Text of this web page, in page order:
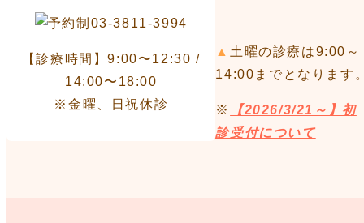
【診療時間】9:00〜12:30 /
14:00〜18:00
※金曜、日祝休診
▲ 土曜の診療は9:00～
14:00までとなります
※
【2026/3/21～】初
診受付について